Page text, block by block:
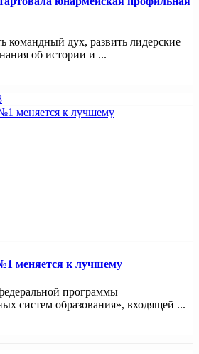
дух, развить лидерские
об истории и ...
меняется к лучшему
программы
систем образования», входящей ...